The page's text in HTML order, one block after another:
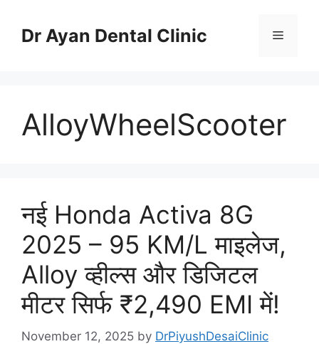
contentDr Ayan Dental Clinic Menu
AlloyWheelScooter
नई Honda Activa 8G
2025 – 95 KM/L माइलेज,
Alloy व्हील्स और डिजिटल
मीटर सिर्फ ₹2,490 EMI में!
November 12, 2025 by DrPiyushDesaiClinic